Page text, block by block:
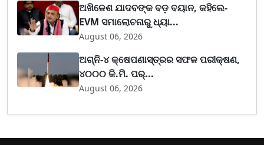
ଅଖିଳେଶ ଯାଦବଙ୍କ ବଡ଼ ବୟାନ, କହିଲେ-
EVM ସମାଲୋଚନାରୁ ଧ୍ୟା...
August 06, 2026
ଅଗ୍ନି-୪ କ୍ଷେପଣାସ୍ତ୍ରର ସଫଳ ପରୀକ୍ଷଣ,
୪୦୦୦ କି.ମି. ପର୍...
August 06, 2026